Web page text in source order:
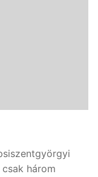
három